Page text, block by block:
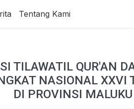
Tentang Kami
TILAWATIL QUR'AN
NASIONAL XXVI
DI PROVINSI